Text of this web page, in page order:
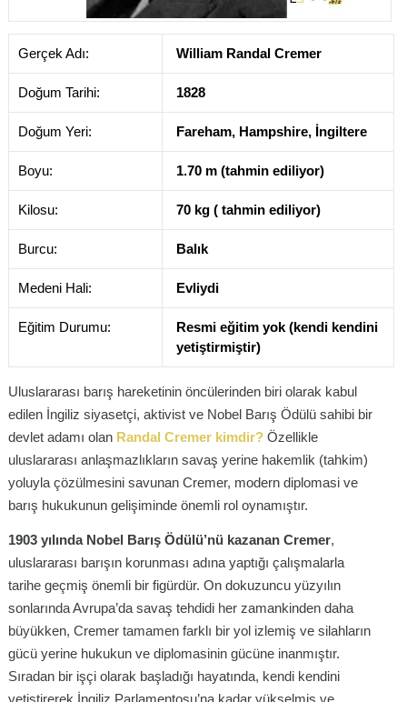
Gerçek Adı: William Randal Cremer
Doğum Tarihi: 1828
Doğum Yeri: Fareham, Hampshire, İngiltere
Boyu: 1.70 m (tahmin ediliyor)
Kilosu: 70 kg ( tahmin ediliyor)
Burcu: Balık
Medeni Hali: Evliydi
Eğitim Durumu:
Resmi eğitim yok (kendi kendini
yetiştirmiştir)
Uluslararası barış hareketinin öncülerinden biri olarak kabul
edilen İngiliz siyasetçi, aktivist ve Nobel Barış Ödülü sahibi bir
devlet adamı olan Randal Cremer kimdir? Özellikle
uluslararası anlaşmazlıkların savaş yerine hakemlik (tahkim)
yoluyla çözülmesini savunan Cremer, modern diplomasi ve
barış hukukunun gelişiminde önemli rol oynamıştır.
1903 yılında Nobel Barış Ödülü’nü kazanan Cremer,
uluslararası barışın korunması adına yaptığı çalışmalarla
tarihe geçmiş önemli bir figürdür. On dokuzuncu yüzyılın
sonlarında Avrupa’da savaş tehdidi her zamankinden daha
büyükken, Cremer tamamen farklı bir yol izlemiş ve silahların
gücü yerine hukukun ve diplomasinin gücüne inanmıştır.
Sıradan bir işçi olarak başladığı hayatında, kendi kendini
yetiştirerek İngiliz Parlamentosu’na kadar yükselmiş ve